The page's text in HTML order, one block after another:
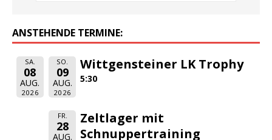
ANSTEHENDE TERMINE:
SA.
08
AUG.
2026
SO.
09
AUG.
2026
Wittgensteiner LK Trophy
5:30
FR.
28
AUG.
Zeltlager mit
Schnuppertraining